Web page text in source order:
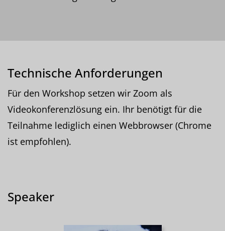
Technische Anforderungen
Für den Workshop setzen wir Zoom als
Videokonferenzlösung ein. Ihr benötigt für die
Teilnahme lediglich einen Webbrowser (Chrome
ist empfohlen).
Speaker